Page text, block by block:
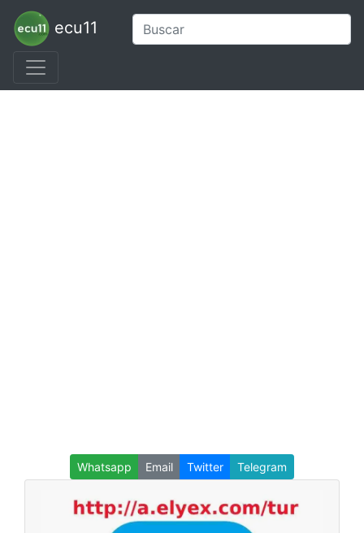
ecu11
Whatsapp Email Twitter Telegram